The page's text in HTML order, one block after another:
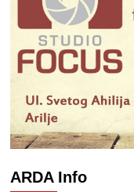
ARDA Info